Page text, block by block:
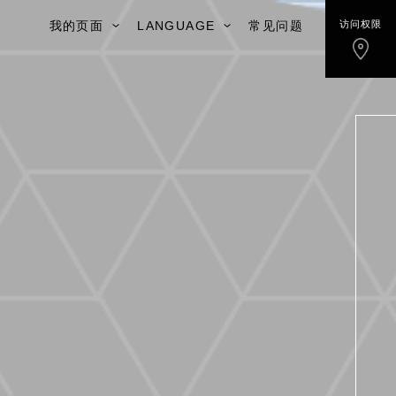
我的页面 LANGUAGE 常见问题 访问权限